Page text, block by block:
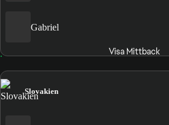
Gabriel
Visa Mittback
Slovakien